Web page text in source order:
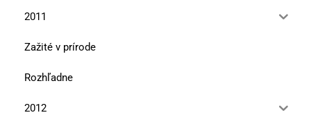
2011
Zažité v prírode
Rozhľadne
2012